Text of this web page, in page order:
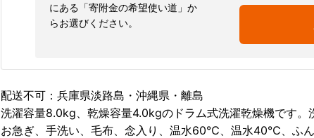
にある「寄附金の希望使い道」か
らお選びください。
配送不可：兵庫県淡路島・沖縄県・離島
洗濯容量8.0kg、乾燥容量4.0kgのドラム式洗濯乾燥機です。
お急ぎ、手洗い、毛布、念入り、温水60℃、温水40℃、ふん